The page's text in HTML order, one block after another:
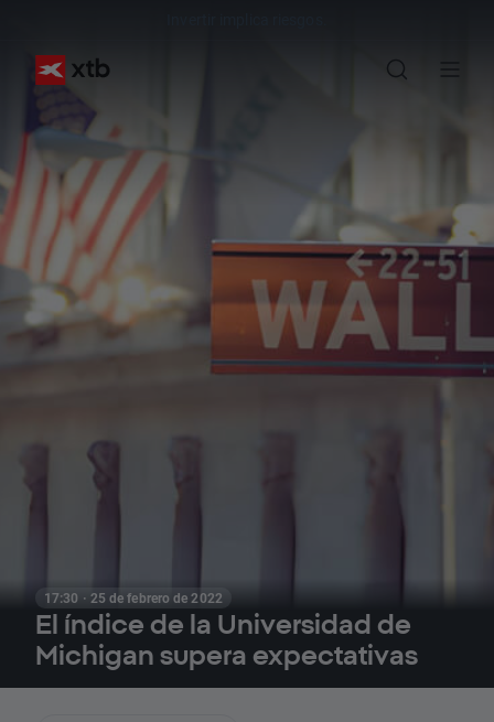
17:30 · 25 de febrero de 2022
El índice de la Universidad de
Michigan supera expectativas